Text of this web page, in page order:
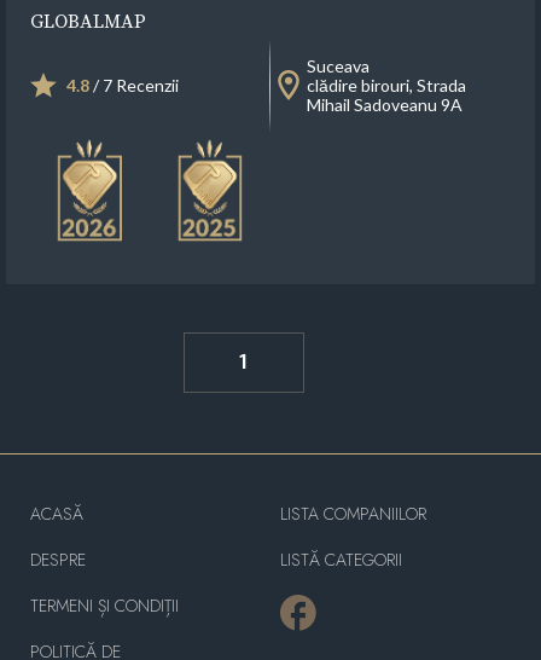
GLOBALMAP
4.8/ 7 Recenzii
Suceava
clădire birouri, Strada
Mihail Sadoveanu 9A
1
ACASĂ
DESPRE
TERMENI ȘI CONDIȚII
POLITICĂ DE
LISTA COMPANIILOR
LISTĂ CATEGORII